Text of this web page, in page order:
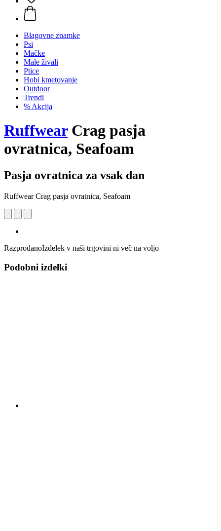
Blagovne znamke
Psi
Mačke
Male živali
Ptice
Hobi kmetovanje
Outdoor
Trendi
% Akcija
RuffwearCrag pasja
ovratnica, Seafoam
Pasja ovratnica za vsak dan
Ruffwear Crag pasja ovratnica, Seafoam
RazprodanoIzdelek v naši trgovini ni več na voljo
Podobni izdelki